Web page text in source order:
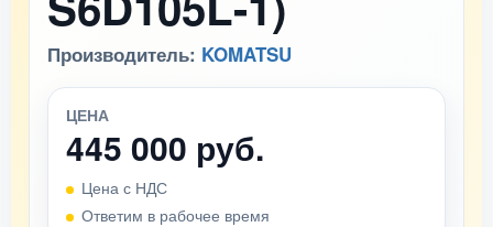
Производитель: KOMATSU
ЦЕНА
445 000 руб.
Цена с НДС
Ответим в рабочее время